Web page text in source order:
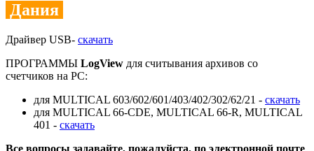
Дания
Драйвер USB- скачать
ПРОГРАММЫ LogView для считывания архивов со
счетчиков на РС:
для MULTICAL 603/602/601/403/402/302/62/21 - скачать
для MULTICAL 66-CDE, MULTICAL 66-R, MULTICAL
401 - скачать